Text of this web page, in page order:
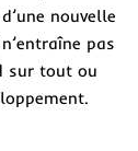
nouvelle
pas
sur tout ou